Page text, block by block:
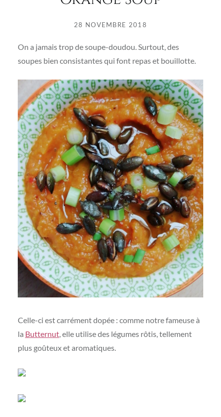
28 NOVEMBRE 2018
On a jamais trop de soupe-doudou. Surtout, des
soupes bien consistantes qui font repas et bouillotte.
Celle-ci est carrément dopée : comme notre fameuse à
la Butternut, elle utilise des légumes rôtis, tellement
plus goûteux et aromatiques.